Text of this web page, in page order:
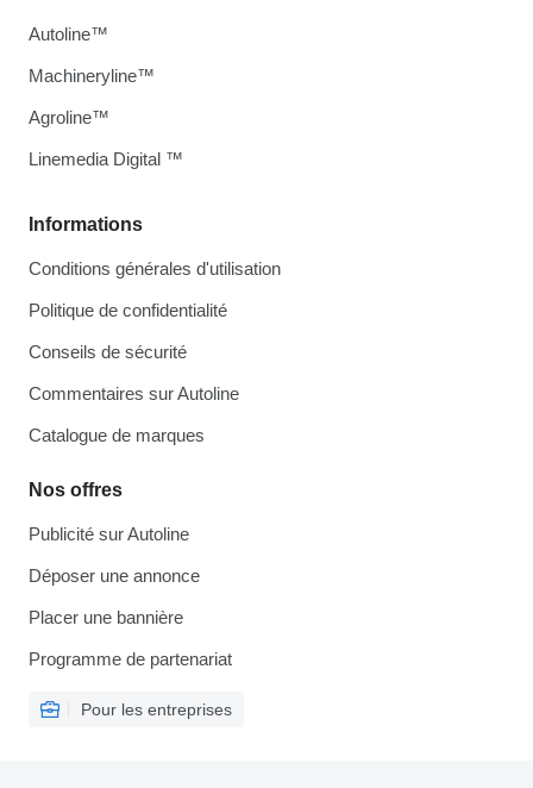
Informations
Conditions générales d'utilisation
Politique de confidentialité
Conseils de sécurité
Commentaires sur Autoline
Catalogue de marques
Nos offres
Publicité sur Autoline
Déposer une annonce
Placer une bannière
Programme de partenariat
Pour les entreprises
Autoline™
Machineryline™
Agroline™
Linemedia Digital ™